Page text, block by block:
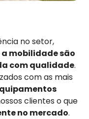
no setor,
a mobilidade são
com qualidade.
com as mais
clientes o que
no mercado.